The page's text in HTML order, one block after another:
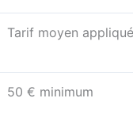
Tarif moyen appliqué
50 € minimum